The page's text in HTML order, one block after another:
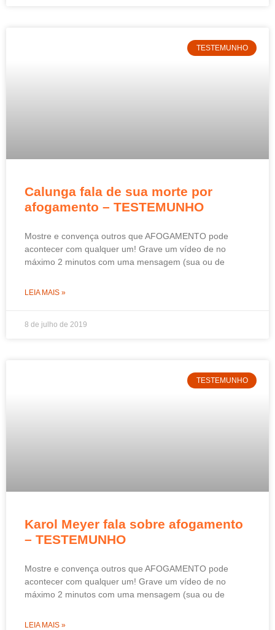
TESTEMUNHO
Calunga fala de sua morte por
afogamento – TESTEMUNHO
Mostre e convença outros que AFOGAMENTO pode
acontecer com qualquer um! Grave um vídeo de no
máximo 2 minutos com uma mensagem (sua ou de
LEIA MAIS »
8 de julho de 2019
TESTEMUNHO
Karol Meyer fala sobre afogamento
– TESTEMUNHO
Mostre e convença outros que AFOGAMENTO pode
acontecer com qualquer um! Grave um vídeo de no
máximo 2 minutos com uma mensagem (sua ou de
LEIA MAIS »